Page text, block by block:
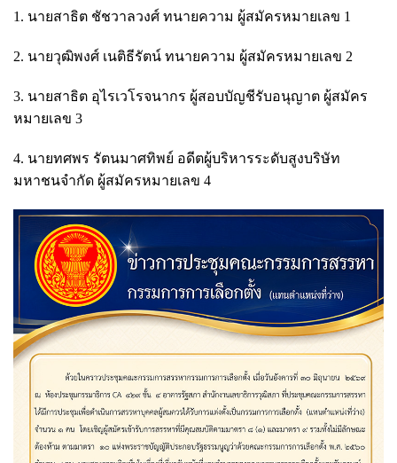
1. นายสาธิต ชัชวาลวงศ์ ทนายความ ผู้สมัครหมายเลข 1
2. นายวุฒิพงศ์ เนติธีรัตน์ ทนายความ ผู้สมัครหมายเลข 2
3. นายสาธิต อุไรเวโรจนากร ผู้สอบบัญชีรับอนุญาต ผู้สมัคร
หมายเลข 3
4. นายทศพร รัตนมาศทิพย์ อดีตผู้บริหารระดับสูงบริษัท
มหาชนจำกัด ผู้สมัครหมายเลข 4